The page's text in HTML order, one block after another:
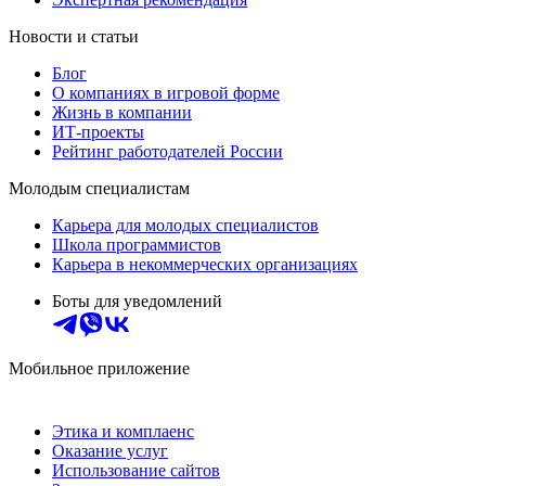
Новости и статьи
Блог
О компаниях в игровой форме
Жизнь в компании
ИТ-проекты
Рейтинг работодателей России
Молодым специалистам
Карьера для молодых специалистов
Школа программистов
Карьера в некоммерческих организациях
Боты для уведомлений
Мобильное приложение
Этика и комплаенс
Оказание услуг
Использование сайтов